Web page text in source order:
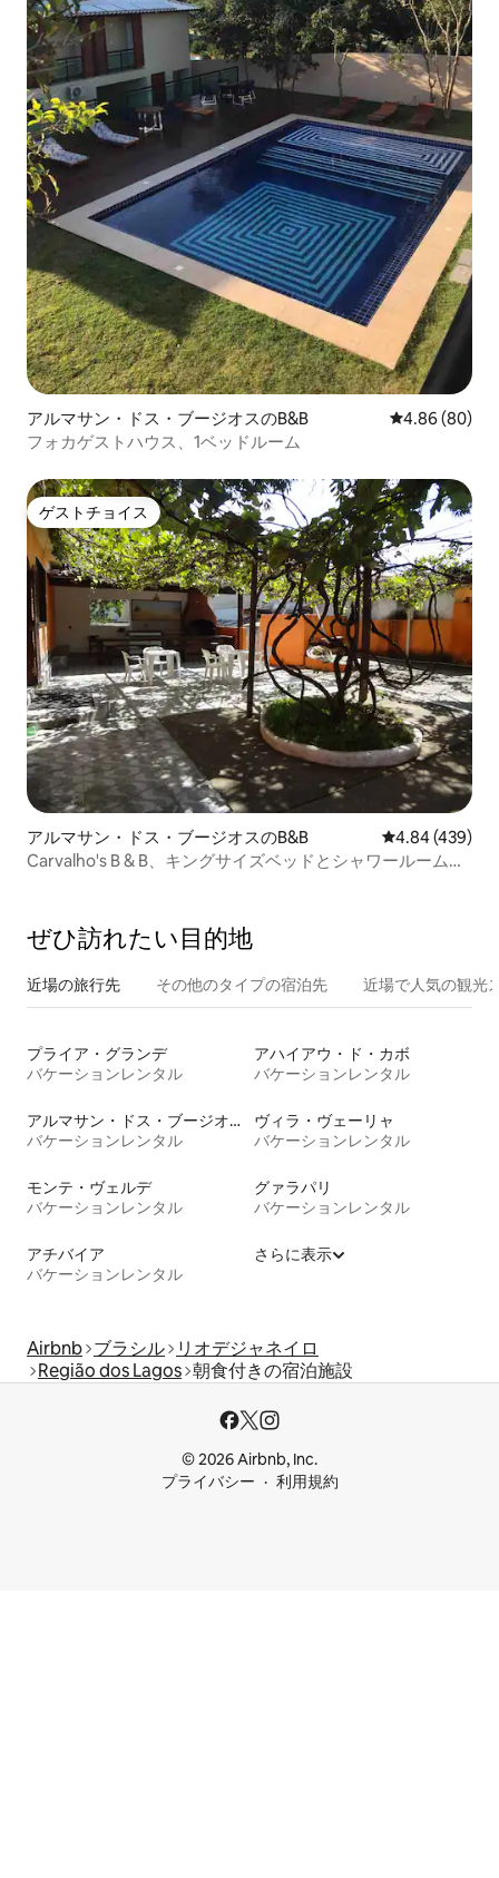
アルマサン・ドス・ブージオスのB&B レビュー80件
4.86 (80)
フォカゲストハウス、1ベッドルーム
ゲストチョイス
ゲストチョイス
アルマサン・ドス・ブージオスのB&B レビュー439
4.84 (439)
Carvalho's B & B、キングサイズベッドとシャワールーム付
ぜひ訪⁠れ⁠た⁠い目⁠的⁠地
近場の旅行先 その他のタ⁠イ⁠プ⁠の宿⁠泊⁠先 近場で人気の観光
プライア・グランデ
バケーションレンタル
アハイアウ・ド・カボ
バケーションレンタル
アルマサン・ドス・ブージオス
バケーションレンタル
ヴィラ・ヴェーリャ
バケーションレンタル
モンテ・ヴェルデ
バケーションレンタル
グァラパリ
バケーションレンタル
アチバイア
バケーションレンタル
さらに表示
Airbnb ブラシル
リオデジャネイロ
Região dos Lagos 朝食付きの宿泊施設
© 2026 Airbnb, Inc.
プライバシー
利用規約